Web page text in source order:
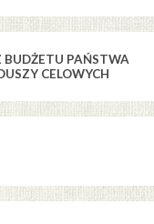
PAŃSTWA
CELOWYCH